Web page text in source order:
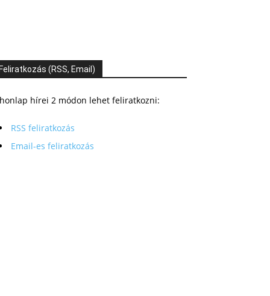
(RSS, Email)
hírei 2 módon lehet feliratkozni:
RSS feliratkozás
Email-es feliratkozás